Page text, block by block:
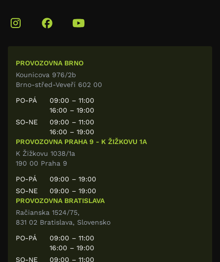
PROVOZOVNA BRNO
Kounicova 976/2b
Brno-střed-Veveří 602 00
PO-PÁ
09:00 – 11:00
16:00 – 19:00
SO-NE
09:00 – 11:00
16:00 – 19:00
PROVOZOVNA PRAHA 9 - K ŽIŽKOVU 1A
K Žižkovu 1038/1a
190 00 Praha 9
PO-PÁ
09:00 – 19:00
SO-NE
09:00 – 19:00
PROVOZOVNA BRATISLAVA
Račianska 1524/75,
831 02 Bratislava, Slovensko
PO-PÁ
09:00 – 11:00
16:00 – 19:00
SO-NE
09:00 – 11:00